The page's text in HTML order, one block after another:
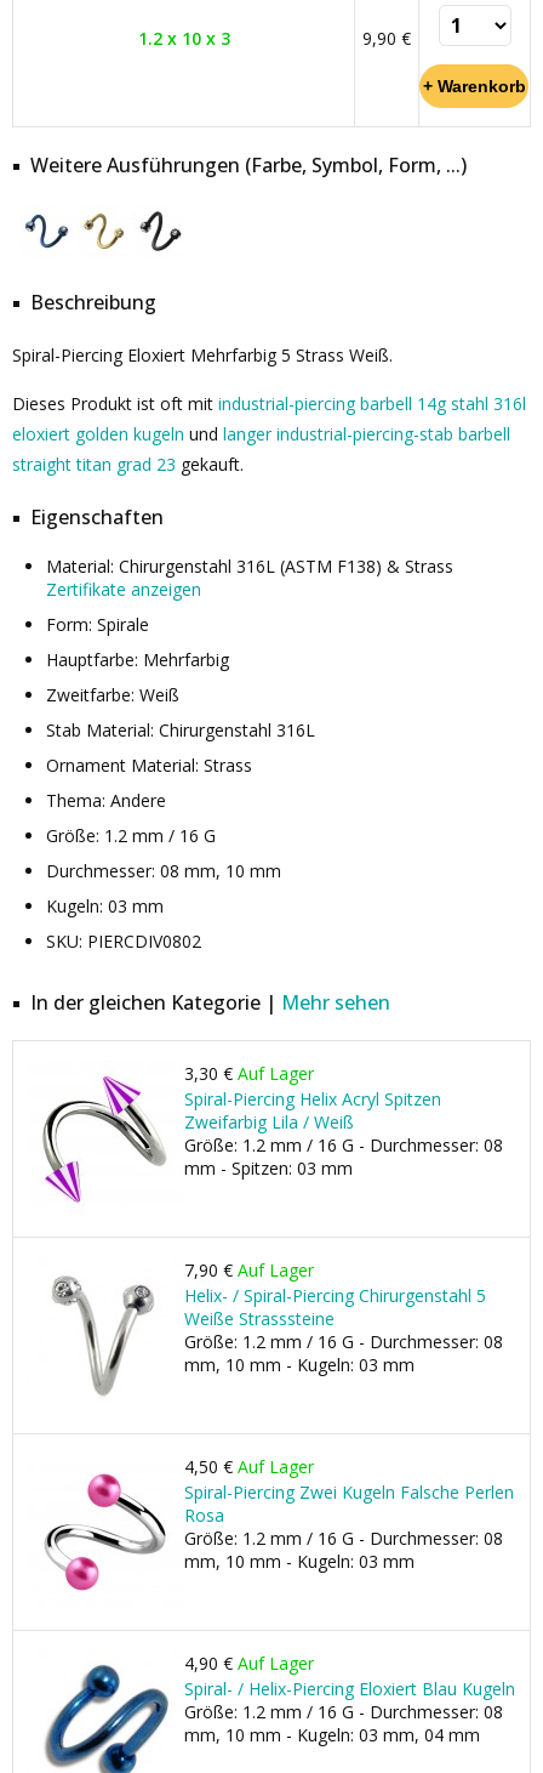
1.2 x 10 x 3 9,90 €
Weitere Ausführungen (Farbe, Symbol, Form, ...)
Beschreibung
Spiral-Piercing Eloxiert Mehrfarbig 5 Strass Weiß.
Dieses Produkt ist oft mit industrial-piercing barbell 14g stahl 316l
eloxiert golden kugeln und langer industrial-piercing-stab barbell
straight titan grad 23 gekauft.
Eigenschaften
Material: Chirurgenstahl 316L (ASTM F138) & Strass
Zertifikate anzeigen
Form: Spirale
Hauptfarbe: Mehrfarbig
Zweitfarbe: Weiß
Stab Material: Chirurgenstahl 316L
Ornament Material: Strass
Thema: Andere
Größe: 1.2 mm / 16 G
Durchmesser: 08 mm, 10 mm
Kugeln: 03 mm
SKU: PIERCDIV0802
In der gleichen Kategorie | Mehr sehen
3,30 € Auf Lager
Spiral-Piercing Helix Acryl Spitzen
Zweifarbig Lila / Weiß
Größe: 1.2 mm / 16 G - Durchmesser: 08
mm - Spitzen: 03 mm
7,90 € Auf Lager
Helix- / Spiral-Piercing Chirurgenstahl 5
Weiße Strasssteine
Größe: 1.2 mm / 16 G - Durchmesser: 08
mm, 10 mm - Kugeln: 03 mm
4,50 € Auf Lager
Spiral-Piercing Zwei Kugeln Falsche Perlen
Rosa
Größe: 1.2 mm / 16 G - Durchmesser: 08
mm, 10 mm - Kugeln: 03 mm
4,90 € Auf Lager
Spiral- / Helix-Piercing Eloxiert Blau Kugeln
Größe: 1.2 mm / 16 G - Durchmesser: 08
mm, 10 mm - Kugeln: 03 mm, 04 mm